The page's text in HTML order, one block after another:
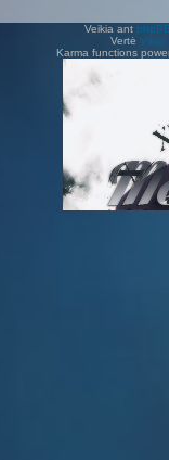
Veikia ant
Vertė Vilius
Karma functions